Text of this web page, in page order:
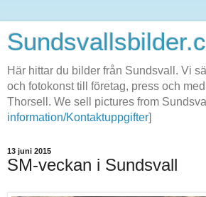
Här hittar du bilder från Sundsvall. Vi
och fotokonst till företag, press och
Thorsell. We sell pictures from
information/Kontaktuppgifter]
13 juni 2015
SM-veckan i Sundsvall